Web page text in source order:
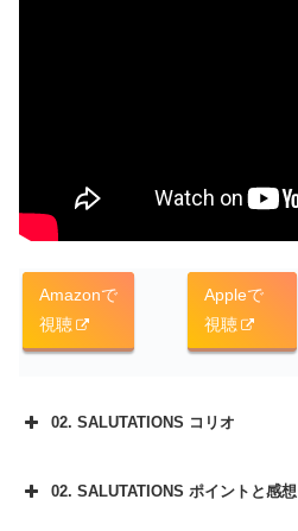
Amazonで
視聴
Appleで
視聴
02. SALUTATIONS コリオ
02. SALUTATIONS ポイントと感想